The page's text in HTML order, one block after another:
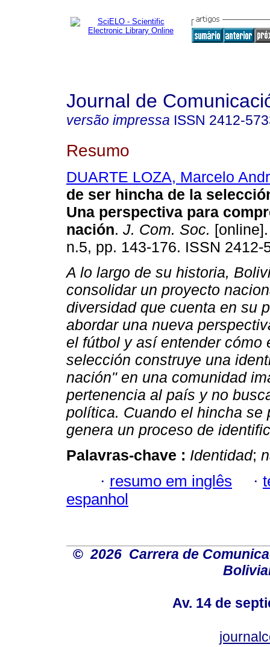
Journal de
versão impressa ISSN 2412-
Resumo
DUARTE LOZA, Marcelo
de ser hincha de la
Una perspectiva para
nación. J. Com. Soc.
n.5, pp. 143-176. ISSN 2412-
A lo largo de su historia,
consolidar un proyecto
diversidad que cuenta en su
abordar una nueva
el fútbol y así entender cómo
selección construye una
nación" en una comunidad
pertenencia al país y no
política. Cuando el hincha
genera un proceso de
Palavras-chave : Identidad;
· resumo em inglês ·
espanhol
© 2026 Carrera de
Av. 14 de